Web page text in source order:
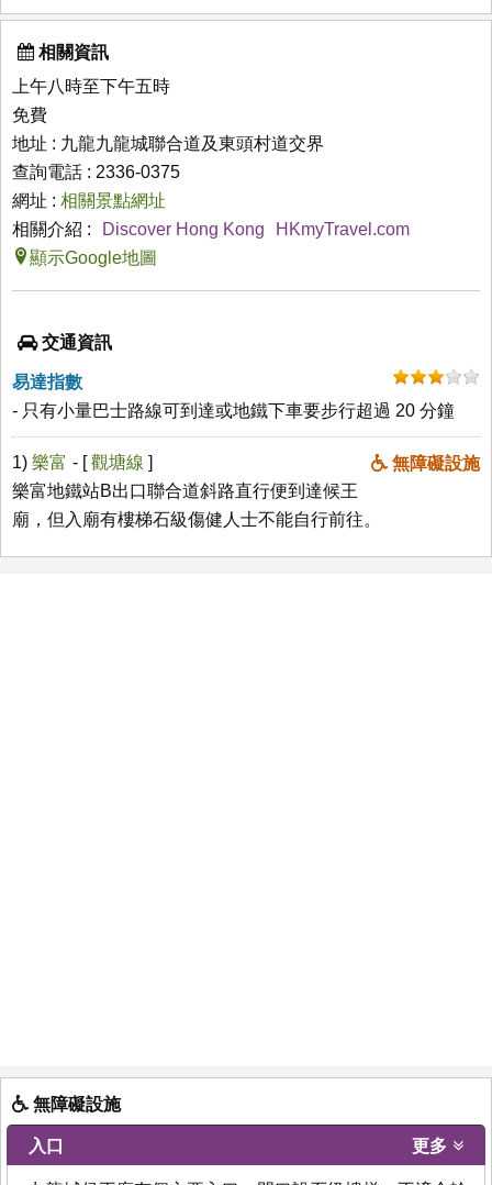
相關資訊
上午八時至下午五時
免費
地址 : 九龍九龍城聯合道及東頭村道交界
查詢電話 : 2336-0375
網址 : 相關景點網址
相關介紹 :
Discover Hong Kong
HKmyTravel.com
顯示Google地圖
交通資訊
易達指數
- 只有小量巴士路線可到達或地鐵下車要步行超過 20 分鐘
1) 樂富 無障礙設施
- [觀塘線 ]
樂富地鐵站B出口聯合道斜路直行便到達候王
廟，但入廟有樓梯石級傷健人士不能自行前往。
無障礙設施
入口 更多